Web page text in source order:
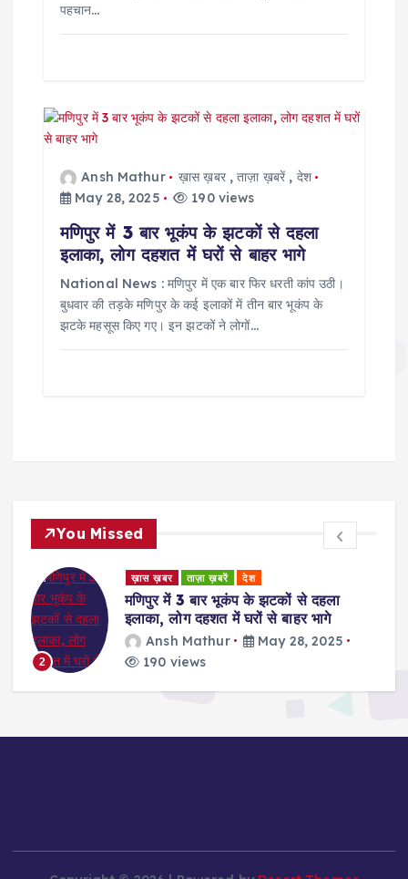
पहचान…
Ansh Mathur ख़ास ख़बर,ताज़ा ख़बरें , देश
May 28, 2025
190 views
मणिपुर में 3 बार भूकंप के झटकों से दहला
इलाका, लोग दहशत में घरों से बाहर भागे
National News : मणिपुर में एक बार फिर धरती कांप उठी।
बुधवार की तड़के मणिपुर के कई इलाकों में तीन बार भूकंप के
झटके महसूस किए गए। इन झटकों ने लोगों…
You Missed
से दहला
बाहर भागे
28, 2025
ख़ास ख़बर
Bareilly News: थार से
मार्फीन, बरेली में चार तस्कर
करोड़ की ड्रग बरामद